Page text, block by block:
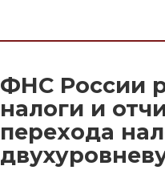
ФНС России
налоги и
перехода